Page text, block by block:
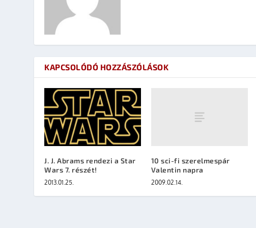
KAPCSOLÓDÓ HOZZÁSZÓLÁSOK
J. J. Abrams rendezi a Star
Wars 7. részét!
2013.01.25.
10 sci-fi szerelmespár
Valentin napra
2009.02.14.